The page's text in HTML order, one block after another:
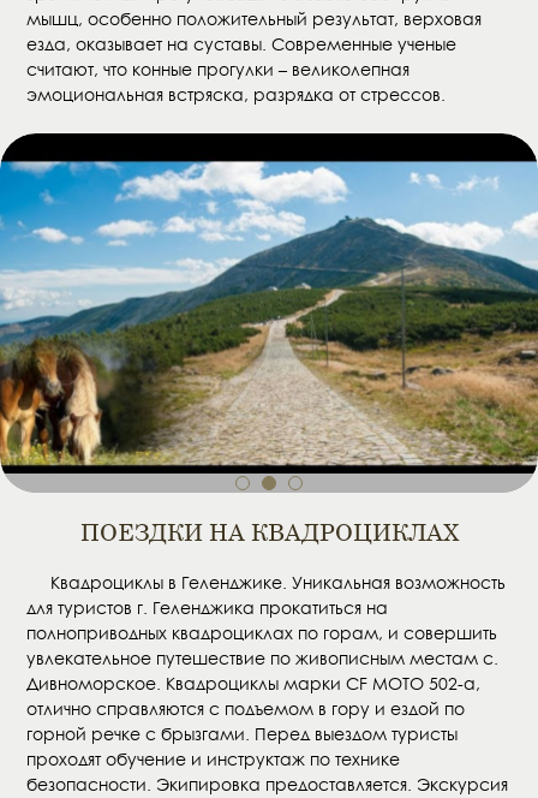
мышц, особенно положительный результат, верховая
езда, оказывает на суставы. Современные ученые
считают, что конные прогулки – великолепная
эмоциональная встряска, разрядка от стрессов.
3
ПОЕЗДКИ НА КВАДРОЦИКЛАХ
Квадроциклы в Геленджике. Уникальная возможность
для туристов г. Геленджика прокатиться на
полноприводных квадроциклах по горам, и совершить
увлекательное путешествие по живописным местам с.
Дивноморское. Квадроциклы марки CF MOTO 502-a,
отлично справляются с подъемом в гору и ездой по
горной речке с брызгами. Перед выездом туристы
проходят обучение и инструктаж по технике
безопасности. Экипировка предоставляется. Экскурсия